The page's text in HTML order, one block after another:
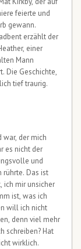
feierte und
gewann.
erzählt der
einer
Mann
Die Geschichte,
tief traurig.
war, der mich
es nicht der
und
rührte. Das ist
ich mir unsicher
ist, was ich
will ich nicht
denn viel mehr
schreiben? Hat
wirklich.